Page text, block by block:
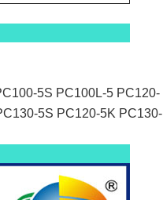
5S PC100L-5 PC120-
5S PC120-5K PC130-